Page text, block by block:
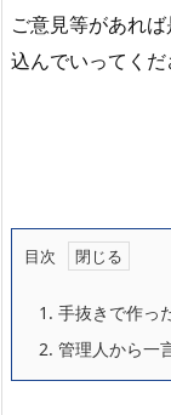
ご意見等があれ
込んでいってくだ
目次
1. 手抜きで作っ
2. 管理人から一